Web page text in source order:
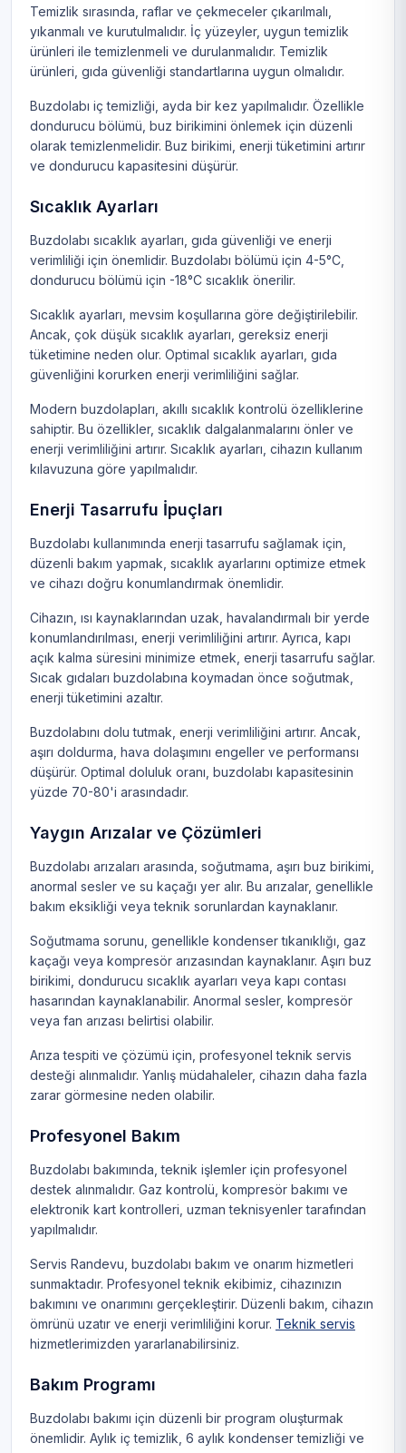
Temizlik sırasında, raflar ve çekmeceler çıkarılmalı,
yıkanmalı ve kurutulmalıdır. İç yüzeyler, uygun temizlik
ürünleri ile temizlenmeli ve durulanmalıdır. Temizlik
ürünleri, gıda güvenliği standartlarına uygun olmalıdır.
Buzdolabı iç temizliği, ayda bir kez yapılmalıdır. Özellikle
dondurucu bölümü, buz birikimini önlemek için düzenli
olarak temizlenmelidir. Buz birikimi, enerji tüketimini artırır
ve dondurucu kapasitesini düşürür.
Sıcaklık Ayarları
Buzdolabı sıcaklık ayarları, gıda güvenliği ve enerji
verimliliği için önemlidir. Buzdolabı bölümü için 4-5°C,
dondurucu bölümü için -18°C sıcaklık önerilir.
Sıcaklık ayarları, mevsim koşullarına göre değiştirilebilir.
Ancak, çok düşük sıcaklık ayarları, gereksiz enerji
tüketimine neden olur. Optimal sıcaklık ayarları, gıda
güvenliğini korurken enerji verimliliğini sağlar.
Modern buzdolapları, akıllı sıcaklık kontrolü özelliklerine
sahiptir. Bu özellikler, sıcaklık dalgalanmalarını önler ve
enerji verimliliğini artırır. Sıcaklık ayarları, cihazın kullanım
kılavuzuna göre yapılmalıdır.
Enerji Tasarrufu İpuçları
Buzdolabı kullanımında enerji tasarrufu sağlamak için,
düzenli bakım yapmak, sıcaklık ayarlarını optimize etmek
ve cihazı doğru konumlandırmak önemlidir.
Cihazın, ısı kaynaklarından uzak, havalandırmalı bir yerde
konumlandırılması, enerji verimliliğini artırır. Ayrıca, kapı
açık kalma süresini minimize etmek, enerji tasarrufu sağlar.
Sıcak gıdaları buzdolabına koymadan önce soğutmak,
enerji tüketimini azaltır.
Buzdolabını dolu tutmak, enerji verimliliğini artırır. Ancak,
aşırı doldurma, hava dolaşımını engeller ve performansı
düşürür. Optimal doluluk oranı, buzdolabı kapasitesinin
yüzde 70-80'i arasındadır.
Yaygın Arızalar ve Çözümleri
Buzdolabı arızaları arasında, soğutmama, aşırı buz birikimi,
anormal sesler ve su kaçağı yer alır. Bu arızalar, genellikle
bakım eksikliği veya teknik sorunlardan kaynaklanır.
Soğutmama sorunu, genellikle kondenser tıkanıklığı, gaz
kaçağı veya kompresör arızasından kaynaklanır. Aşırı buz
birikimi, dondurucu sıcaklık ayarları veya kapı contası
hasarından kaynaklanabilir. Anormal sesler, kompresör
veya fan arızası belirtisi olabilir.
Arıza tespiti ve çözümü için, profesyonel teknik servis
desteği alınmalıdır. Yanlış müdahaleler, cihazın daha fazla
zarar görmesine neden olabilir.
Profesyonel Bakım
Buzdolabı bakımında, teknik işlemler için profesyonel
destek alınmalıdır. Gaz kontrolü, kompresör bakımı ve
elektronik kart kontrolleri, uzman teknisyenler tarafından
yapılmalıdır.
Servis Randevu, buzdolabı bakım ve onarım hizmetleri
sunmaktadır. Profesyonel teknik ekibimiz, cihazınızın
bakımını ve onarımını gerçekleştirir. Düzenli bakım, cihazın
ömrünü uzatır ve enerji verimliliğini korur. Teknik servis
hizmetlerimizden yararlanabilirsiniz.
Bakım Programı
Buzdolabı bakımı için düzenli bir program oluşturmak
önemlidir. Aylık iç temizlik, 6 aylık kondenser temizliği ve